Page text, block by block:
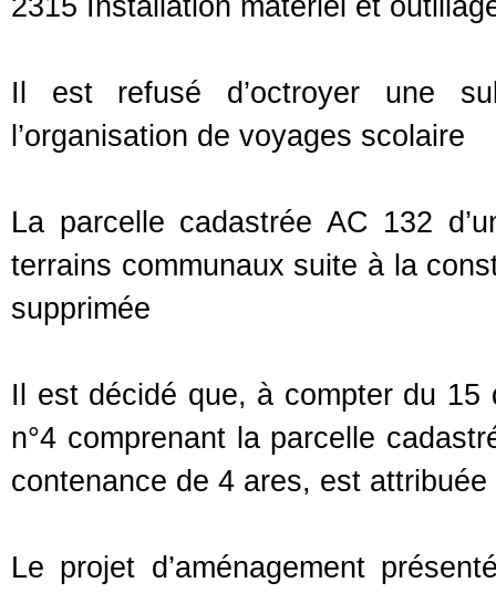
2315 Installation matériel et
Il est refusé d’octroyer une
l’organisation de voyages scolaire
La parcelle cadastrée AC 132
terrains communaux suite à la
supprimée
Il est décidé que, à compter du 15
n°4 comprenant la parcelle
contenance de 4 ares, est
Le projet d’aménagement